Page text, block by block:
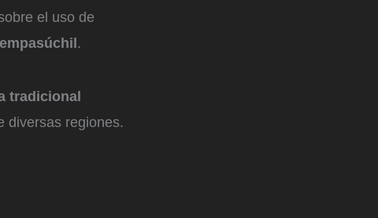
el uso de
.
tradicional
diversas regiones.